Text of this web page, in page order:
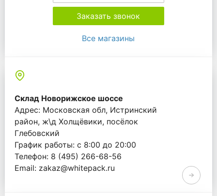
Заказать звонок
Все магазины
Склад Новорижское шоссе
Адрес: Московская обл, Истринский
район, ж\д Холщёвики, посёлок
Глебовский
График работы: с 8:00 до 20:00
Телефон: 8 (495) 266-68-56
Email: zakaz@whitepack.ru